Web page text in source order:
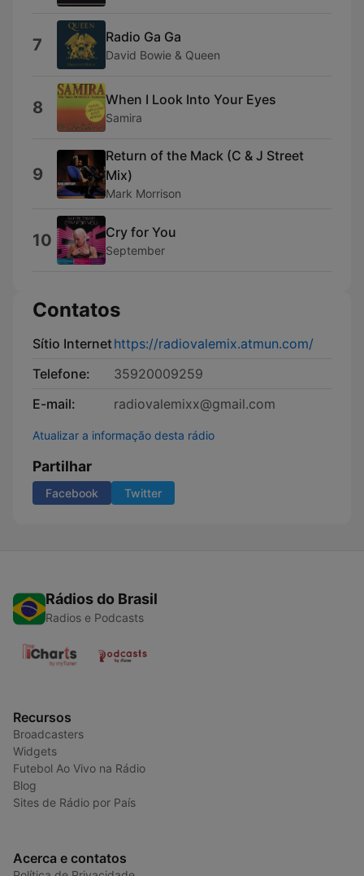
7 Radio Ga Ga
David Bowie & Queen
8 When I Look Into Your Eyes
Samira
9
Return of the Mack (C & J Street
Mix)
Mark Morrison
10 Cry for You
September
Contatos
Sítio Internethttps://radiovalemix.atmun.com/
Telefone:
35920009259
E-mail:
radiovalemixx@gmail.com
Atualizar a informação desta rádio
Partilhar
Facebook Twitter
Rádios do Brasil
Radios e Podcasts
Recursos
Broadcasters
Widgets
Futebol Ao Vivo na Rádio
Blog
Sites de Rádio por País
Acerca e contatos